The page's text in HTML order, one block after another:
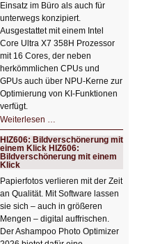
Einsatz im Büro als auch für
unterwegs konzipiert.
Ausgestattet mit einem Intel
Core Ultra X7 358H Prozessor
mit 16 Cores, der neben
herkömmlichen CPUs und
GPUs auch über NPU-Kerne zur
Optimierung von KI-Funktionen
verfügt.
Weiterlesen …
Schicker
kompakter
Rechenturbo
HIZ606: Bildverschönerung mit
einem Klick HIZ606:
Bildverschönerung mit einem
Klick
Papierfotos verlieren mit der Zeit
an Qualität. Mit Software lassen
sie sich – auch in größeren
Mengen – digital auffrischen.
Der Ashampoo Photo Optimizer